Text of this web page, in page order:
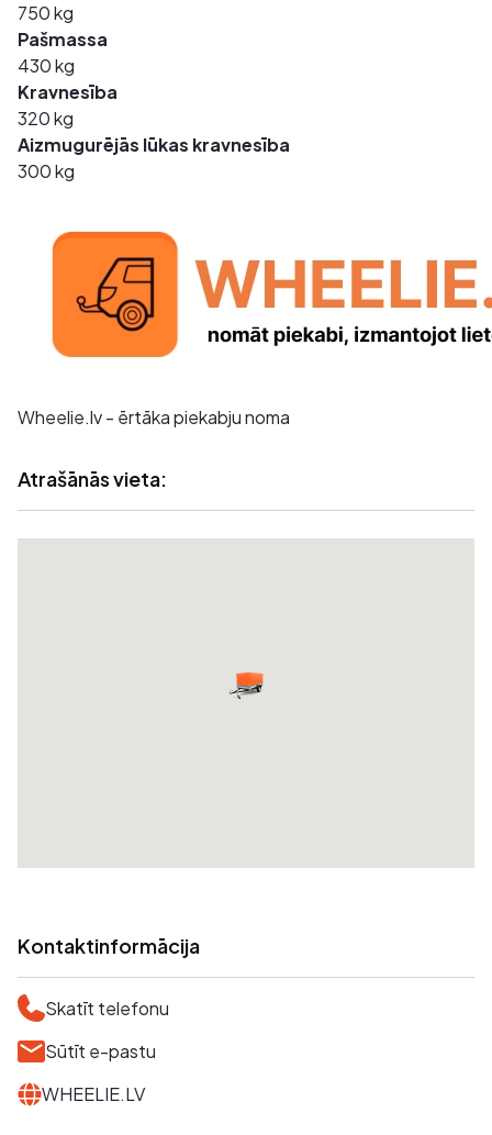
750 kg
Pašmassa
430 kg
Kravnesība
320 kg
Aizmugurējās lūkas kravnesība
300 kg
Wheelie.lv - ērtāka piekabju noma
Atrašānās vieta:
Kontaktinformācija
Skatīt telefonu
Sūtīt e-pastu
WHEELIE.LV